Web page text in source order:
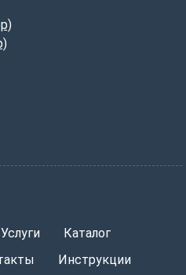
Услуги
Каталог
Инструкции